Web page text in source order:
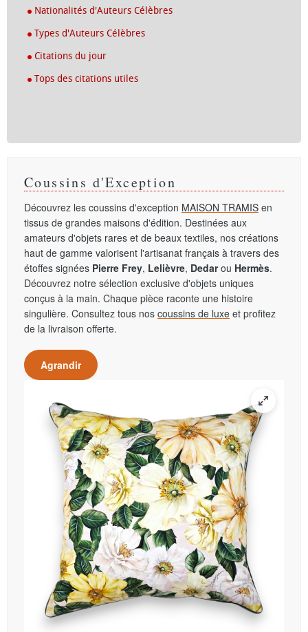
Nationalités d'Auteurs Célèbres
Types d'Auteurs Célèbres
Citations du jour
Tops des citations utiles
Coussins d'Exception
Découvrez les coussins d'exception MAISON TRAMIS en
tissus de grandes maisons d'édition. Destinées aux
amateurs d'objets rares et de beaux textiles, nos créations
haut de gamme valorisent l'artisanat français à travers des
étoffes signées Pierre Frey, Lelièvre, Dedarou Hermès.
Découvrez notre sélection exclusive d'objets uniques
conçus à la main. Chaque pièce raconte une histoire
singulière. Consultez tous nos coussins de luxe et profitez
de la livraison offerte.
Agrandir